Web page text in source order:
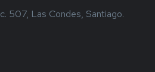
507, Las Condes, Santiago.